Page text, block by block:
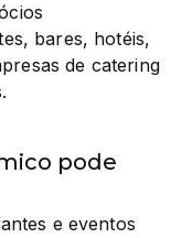
bares, hotéis,
de catering
pode
e eventos